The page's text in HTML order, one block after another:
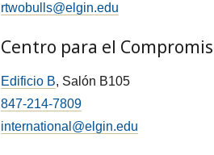
rtwobulls@elgin.edu
Centro para el
Edificio B, Salón B105
847-214-7809
international@elgin.edu